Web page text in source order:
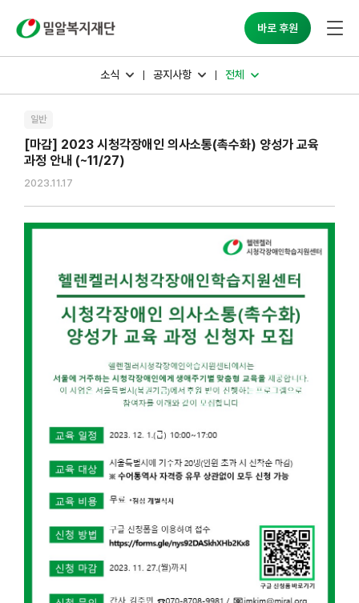
바로 후원
소식 공지사항 전체
일반
[마감] 2023 시청각장애인 의사소통(촉수화) 양성가 교육
과정 안내 (~11/27)
2023.11.17